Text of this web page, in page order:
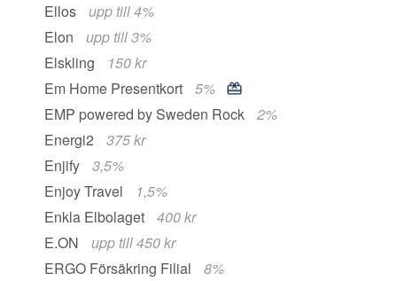
Ellos
upp till 4%
Elon
upp till 3%
Elskling
150 kr
Em Home Presentkort
5%
EMP powered by Sweden Rock
2%
Energi2
375 kr
Enjify
3,5%
Enjoy Travel
1,5%
Enkla Elbolaget
400 kr
E.ON
upp till 450 kr
ERGO Försäkring Filial
8%